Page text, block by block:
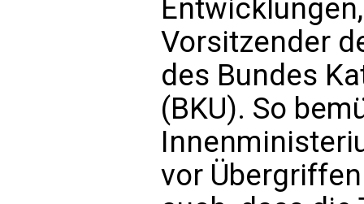
Vorsitzender
des Bundes
(BKU). So
vor